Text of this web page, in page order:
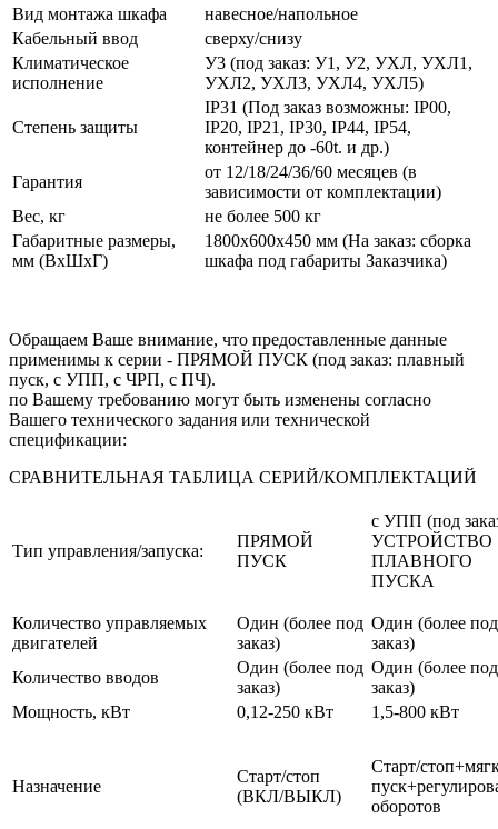
Вид монтажа шкафа
навесное/напольное
Кабельный ввод
сверху/снизу
Климатическое
исполнение
У3 (под заказ: У1, У2, УХЛ, УХЛ1,
УХЛ2, УХЛ3, УХЛ4, УХЛ5)
Степень защиты
IP31 (Под заказ возможны: IP00,
IP20, IP21, IP30, IP44, IP54,
контейнер до -60t. и др.)
Гарантия
от 12/18/24/36/60 месяцев (в
зависимости от комплектации)
Вес, кг
не более 500 кг
Габаритные размеры,
мм (ВхШхГ)
1800х600х450 мм (На заказ: сборка
шкафа под габариты Заказчика)
Обращаем Ваше внимание, что предоставленные данные
применимы к серии - ПРЯМОЙ ПУСК (под заказ: плавный
пуск, с УПП, с ЧРП, с ПЧ).
по Вашему требованию могут быть изменены согласно
Вашего технического задания или технической
спецификации:
СРАВНИТЕЛЬНАЯ ТАБЛИЦА СЕРИЙ/КОМПЛЕКТАЦИЙ
Тип управления/запуска:
ПРЯМОЙ
ПУСК
с УПП (под
УСТРОЙСТВО
ПЛАВНОГО
ПУСКА
Количество управляемых
двигателей
Один (более под
заказ)
Один (более под
заказ)
Количество вводов
Один (более под
заказ)
Один (более под
заказ)
Мощность, кВт
0,12-250 кВт 1,5-800 кВт
Назначение
Старт/стоп
(ВКЛ/ВЫКЛ)
Старт/
оборотов